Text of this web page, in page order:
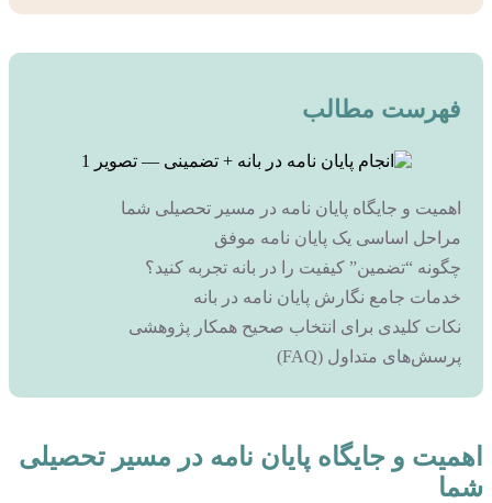
فهرست مطالب
اهمیت و جایگاه پایان نامه در مسیر تحصیلی شما
مراحل اساسی یک پایان نامه موفق
چگونه “تضمین” کیفیت را در بانه تجربه کنید؟
خدمات جامع نگارش پایان نامه در بانه
نکات کلیدی برای انتخاب صحیح همکار پژوهشی
پرسش‌های متداول (FAQ)
اهمیت و جایگاه پایان نامه در مسیر تحصیلی
شما